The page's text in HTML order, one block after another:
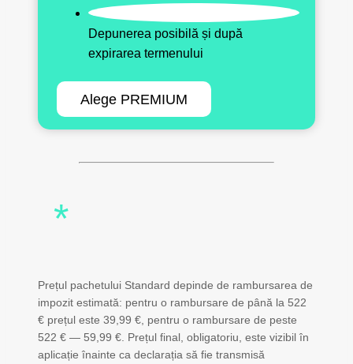
Depunerea posibilă și după
expirarea termenului
Alege PREMIUM
*
Prețul pachetului Standard depinde de rambursarea de
impozit estimată: pentru o rambursare de până la 522
€ prețul este 39,99 €, pentru o rambursare de peste
522 € — 59,99 €. Prețul final, obligatoriu, este vizibil în
aplicație înainte ca declarația să fie transmisă